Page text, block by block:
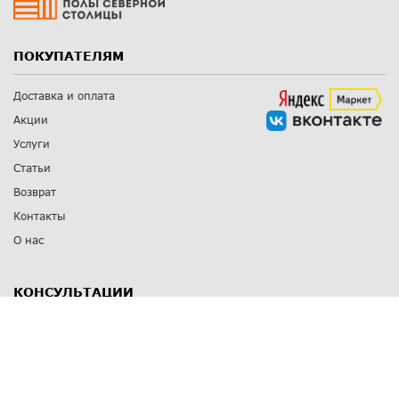
ПОКУПАТЕЛЯМ
Доставка и оплата
Акции
Услуги
Статьи
Возврат
Контакты
О нас
КОНСУЛЬТАЦИИ